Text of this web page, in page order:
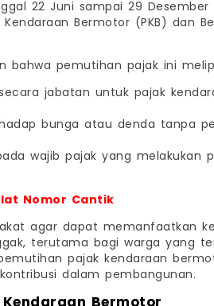
22 Juni sampai 29 Desember
Bermotor (PKB) dan
bahwa pemutihan pajak ini
jabatan untuk pajak
bunga atau denda tanpa
wajib pajak yang melakukan
Nomor Cantik
agar dapat memanfaatkan
terutama bagi warga yang
pajak kendaraan
dalam pembangunan.
Bermotor